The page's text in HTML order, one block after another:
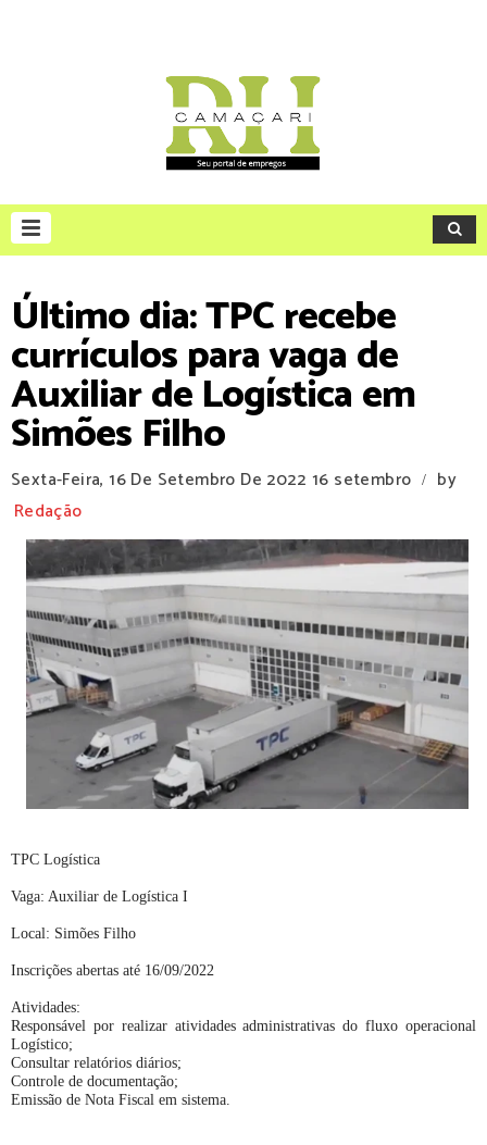
Último dia: TPC recebe
currículos para vaga de
Auxiliar de Logística em
Simões Filho
Sexta-Feira, 16 De Setembro De 2022 16 setembro /
by
Redação
TPC Logística
Vaga: Auxiliar de Logística I
Local: Simões Filho
Inscrições abertas até 16/09/2022
Atividades:
Responsável por realizar atividades administrativas do fluxo operacional
Logístico;
Consultar relatórios diários;
Controle de documentação;
Emissão de Nota Fiscal em sistema.